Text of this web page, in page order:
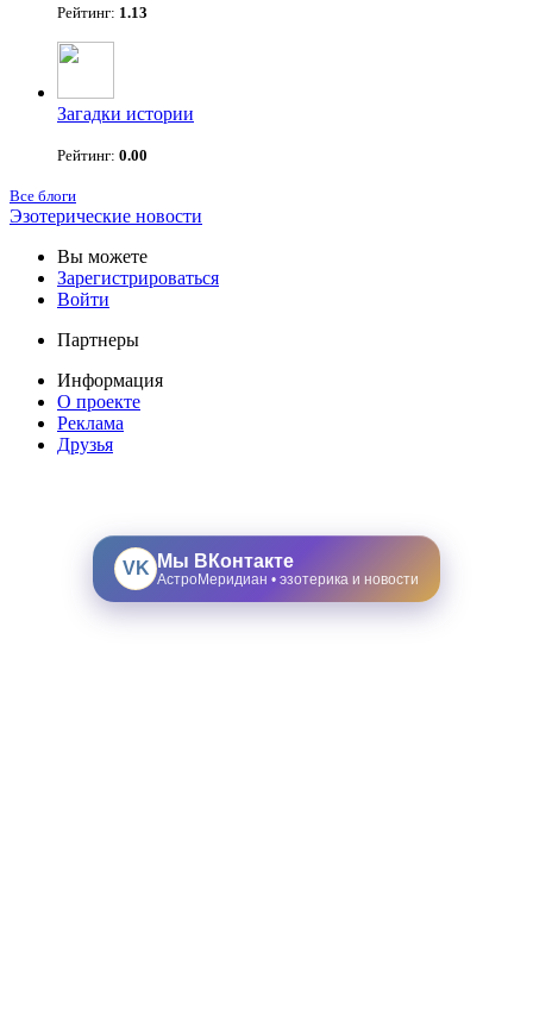
Рейтинг: 1.13
Загадки истории
Рейтинг: 0.00
Все блоги
Эзотерические новости
Вы можете
Зарегистрироваться
Войти
Партнеры
Информация
О проекте
Реклама
Друзья
VK Мы ВКонтакте
АстроМеридиан • эзотерика и новости